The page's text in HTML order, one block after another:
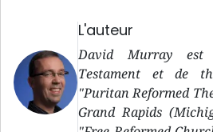
L'auteur
David Murray est
Testament et de
"Puritan Reformed
Grand Rapids